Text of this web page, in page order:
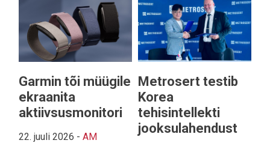
Garmin tõi müügile
ekraanita
aktiivsusmonitori
22. juuli 2026 - AM
Metrosert testib
Korea
tehisintellekti
jooksulahendust